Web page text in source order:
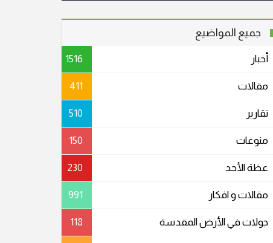
جميع المواضيع
أخبار 1516
مقالات 411
تقارير 510
منوعات 150
عظة الأحد 230
مقالات و افكار 991
جولات في الأرض المقدسة 118